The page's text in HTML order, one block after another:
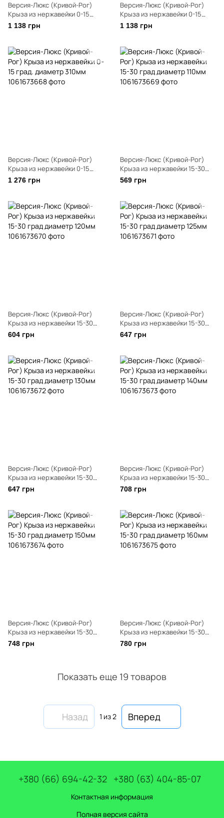
Версия-Люкс (Кривой-Рог)
Крыза из нержавейки 0-15
град. диаметр 240мм
1 138 грн
Версия-Люкс (Кривой-Рог)
Крыза из нержавейки 0-15
град. диаметр 260мм
1 138 грн
Версия-Люкс (Кривой-Рог)
Крыза из нержавейки 0-15
град. диаметр 310мм
1 276 грн
Версия-Люкс (Кривой-Рог)
Крыза из нержавейки 15-30
град диаметр 110мм
569 грн
Версия-Люкс (Кривой-Рог)
Крыза из нержавейки 15-30
град диаметр 120мм
604 грн
Версия-Люкс (Кривой-Рог)
Крыза из нержавейки 15-30
град диаметр 125мм
647 грн
Версия-Люкс (Кривой-Рог)
Крыза из нержавейки 15-30
град диаметр 130мм
647 грн
Версия-Люкс (Кривой-Рог)
Крыза из нержавейки 15-30
град диаметр 140мм
708 грн
Версия-Люкс (Кривой-Рог)
Крыза из нержавейки 15-30
град диаметр 150мм
748 грн
Версия-Люкс (Кривой-Рог)
Крыза из нержавейки 15-30
град диаметр 160мм
780 грн
Показать еще 19 товаров
Назад 1 из 2 Вперед
+380 (66) 694-42-32 +380 (63) 404-85-07
Контактная информация
Полная версия сайта